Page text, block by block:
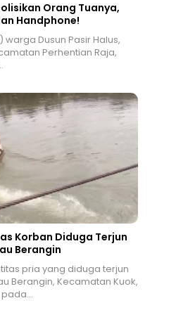
Orang Tuanya,
Handphone!
Dusun Pasir Halus,
Perhentian Raja,
Korban Diduga Terjun
Berangin
pria yang diduga terjun
Berangin, Kecamatan Kuok,
pada…